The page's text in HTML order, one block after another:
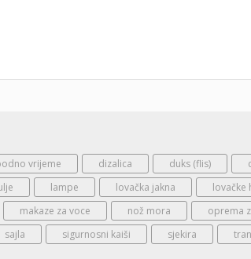
vrijeme dizalica duks (flis)
lampe lovačka jakna lovačke
makaze za voce nož mora oprema
sajla sigurnosni kaiši sjekira